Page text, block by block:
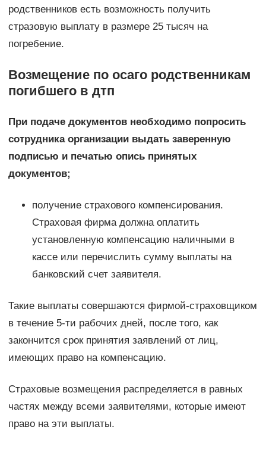
родственников есть возможность получить
стразовую выплату в размере 25 тысяч на
погребение.
Возмещение по осаго родственникам
погибшего в дтп
При подаче документов необходимо попросить
сотрудника организации выдать заверенную
подписью и печатью опись принятых
документов;
получение страхового компенсирования.
Страховая фирма должна оплатить
установленную компенсацию наличными в
кассе или перечислить сумму выплаты на
банковский счет заявителя.
Такие выплаты совершаются фирмой-страховщиком
в течение 5-ти рабочих дней, после того, как
закончится срок принятия заявлений от лиц,
имеющих право на компенсацию.
Страховые возмещения распределяется в равных
частях между всеми заявителями, которые имеют
право на эти выплаты.